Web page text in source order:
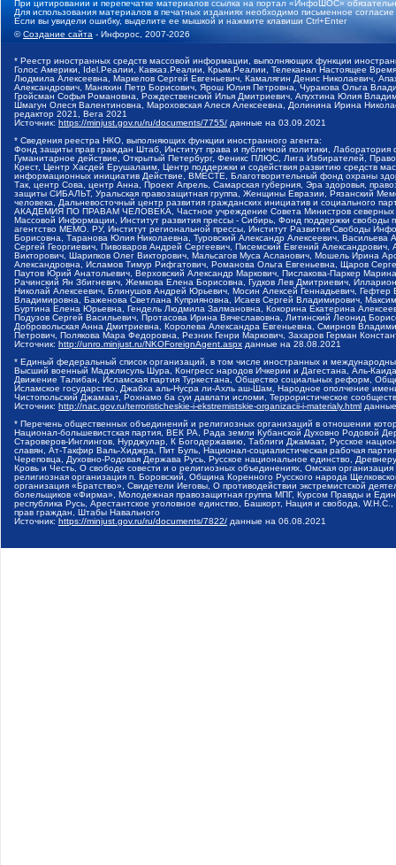
При цитировании и перепечатке материалов ссылка на портал «ИнфоШОС»
Для использования материалов в печатных изданиях необходимо письменное
Если вы увидели ошибку, выделите ее мышкой и нажмите клавиши Ctrl+Enter
©Создание сайта - Инфорос, 2007-2026
* Реестр иностранных средств массовой информации, выполняющих функции
Голос Америки, Idel.Реалии, Кавказ.Реалии, Крым.Реалии, Телеканал Настоящее
Людмила Алексеевна, Маркелов Сергей Евгеньевич, Камалягин Денис Николаевич,
Александрович, Маняхин Петр Борисович, Ярош Юлия Петровна, Чуракова Ольга
Гройсман Софья Романовна, Рождественский Илья Дмитриевич, Апухтина Юлия
Шмагун Олеся Валентиновна, Мароховская Алеся Алексеевна, Долинина Ирина
редактор 2021, Вега 2021
Источник: https://minjust.gov.ru/ru/documents/7755/ данные на 03.09.2021
* Сведения реестра НКО, выполняющих функции иностранного агента:
Фонд защиты прав граждан Штаб, Институт права и публичной политики,
Гуманитарное действие, Открытый Петербург, Феникс ПЛЮС, Лига Избирателей,
Крест, Центр Хасдей Ерушалаим, Центр поддержки и содействия развитию средств
информационных инициатив Действие, ВМЕСТЕ, Благотворительный фонд охраны
Так, центр Сова, центр Анна, Проект Апрель, Самарская губерния, Эра здоровья,
защиты СИБАЛЬТ, Уральская правозащитная группа, Женщины Евразии, Рязанский
человека, Дальневосточный центр развития гражданских инициатив и социального
АКАДЕМИЯ ПО ПРАВАМ ЧЕЛОВЕКА, Частное учреждение Совета Министров северных
Массовой Информации, Институт развития прессы - Сибирь, Фонд поддержки
агентство МЕМО. РУ, Институт региональной прессы, Институт Развития Свободы
Борисовна, Таранова Юлия Николаевна, Туровский Александр Алексеевич,
Сергей Георгиевич, Пивоваров Андрей Сергеевич, Писемский Евгений
Викторович, Шарипков Олег Викторович, Мальсагов Муса Асланович, Мошель Ирина
Александровна, Исламов Тимур Рифгатович, Романова Ольга Евгеньевна, Щаров
Паутов Юрий Анатольевич, Верховский Александр Маркович, Пислакова-Паркер
Рачинский Ян Збигневич, Жемкова Елена Борисовна, Гудков Лев Дмитриевич,
Николай Алексеевич, Блинушов Андрей Юрьевич, Мосин Алексей Геннадьевич,
Владимировна, Баженова Светлана Куприяновна, Исаев Сергей Владимирович,
Буртина Елена Юрьевна, Гендель Людмила Залмановна, Кокорина Екатерина
Подузов Сергей Васильевич, Протасова Ирина Вячеславовна, Литинский Леонид
Добровольская Анна Дмитриевна, Королева Александра Евгеньевна, Смирнов
Петрович, Полякова Мара Федоровна, Резник Генри Маркович, Захаров Герман
Источник: http://unro.minjust.ru/NKOForeignAgent.aspx данные на 28.08.2021
* Единый федеральный список организаций, в том числе иностранных и
Высший военный Маджлисуль Шура, Конгресс народов Ичкерии и Дагестана, Аль-
Движение Талибан, Исламская партия Туркестана, Общество социальных реформ,
Исламское государство, Джабха аль-Нусра ли-Ахль аш-Шам, Народное ополчение
Чистопольский Джамаат, Рохнамо ба суи давлати исломи, Террористическое
Источник: http://nac.gov.ru/terroristicheskie-i-ekstremistskie-organizacii-i-materialy.html
* Перечень общественных объединений и религиозных организаций в отношении
Национал-большевистская партия, ВЕК РА, Рада земли Кубанской Духовно Родовой
Староверов-Инглингов, Нурджулар, К Богодержавию, Таблиги Джамаат, Русское
славян, Ат-Такфир Валь-Хиджра, Пит Буль, Национал-социалистическая рабочая
Череповца, Духовно-Родовая Держава Русь, Русское национальное единство,
Кровь и Честь, О свободе совести и о религиозных объединениях, Омская
религиозная организация п. Боровский, Община Коренного Русского народа
организация «Братство», Свидетели Иеговы, О противодействии экстремистской
болельщиков «Фирма», Молодежная правозащитная группа МПГ, Курсом Правды и
республика Русь, Арестантское уголовное единство, Башкорт, Нация и свобода,
прав граждан, Штабы Навального
Источник: https://minjust.gov.ru/ru/documents/7822/ данные на 06.08.2021